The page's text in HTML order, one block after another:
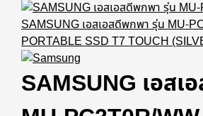
SAMSUNG เอสเอสดีพกพา รุ่น MU-
PORTABLE SSD T7 TOUCH
SAMSUNG เอสเ